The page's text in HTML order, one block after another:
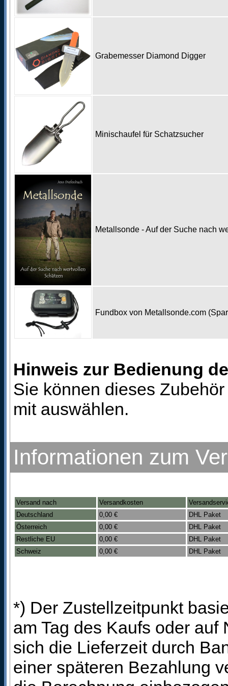
Grabemesser Diamond Digger
Minischaufel für Schatzsucher
Metallsonde - Auf der Suche nach
Fundbox von Metallsonde.com
Hinweis zur Bedienung
Sie können dieses
mit auswählen.
Informationen zum
Versand nach Versandkosten
Deutschland
0,00 €
DHL Paket
Österreich
0,00 €
DHL Paket
Restliche EU
0,00 €
DHL Paket
Schweiz
0,00 € DHL Paket
*) Der Zustellzeitpunkt
am Tag des Kaufs oder
sich die Lieferzeit durch
einer späteren Bezahlung